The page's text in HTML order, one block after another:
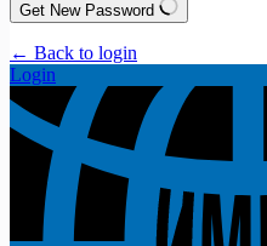
Get New Password
← Back to login
Login